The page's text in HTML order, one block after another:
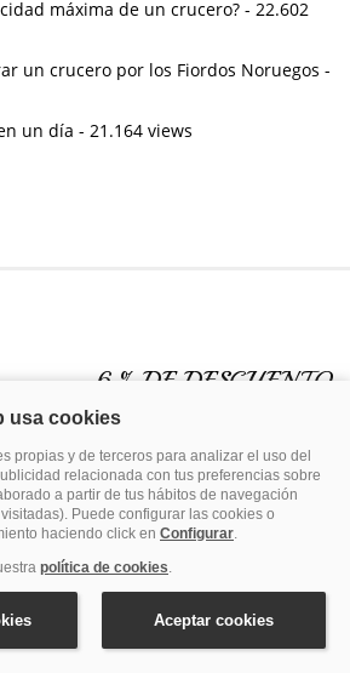
máxima de un crucero? - 22.602
un crucero por los Fiordos Noruegos -
un día - 21.164 views
a un
de
6 % DE DESCUENTO
EN
VAYACRUCEROS.COM
¡SUSCRÍBETE!
Nombre y apellidos